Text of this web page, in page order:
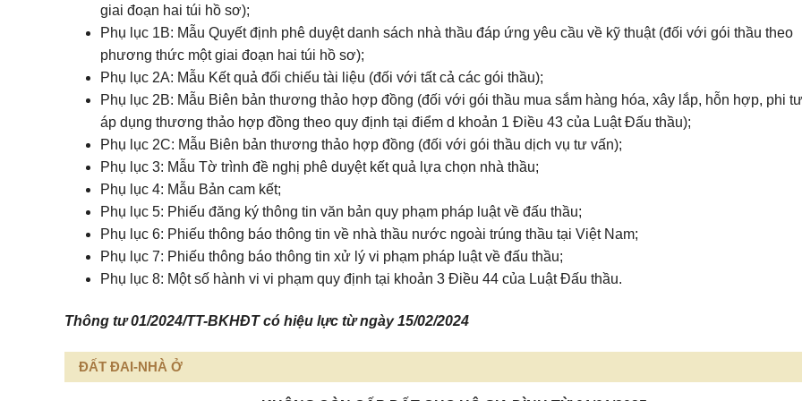
giai đoạn hai túi hồ sơ);
Phụ lục 1B: Mẫu Quyết định phê duyệt danh sách nhà thầu đáp ứng yêu cầu về kỹ thuật (đối với gói thầu theo
phương thức một giai đoạn hai túi hồ sơ);
Phụ lục 2A: Mẫu Kết quả đối chiếu tài liệu (đối với tất cả các gói thầu);
Phụ lục 2B: Mẫu Biên bản thương thảo hợp đồng (đối với gói thầu mua sắm hàng hóa, xây lắp, hỗn hợp, phi
áp dụng thương thảo hợp đồng theo quy định tại điểm d khoản 1 Điều 43 của Luật Đấu thầu);
Phụ lục 2C: Mẫu Biên bản thương thảo hợp đồng (đối với gói thầu dịch vụ tư vấn);
Phụ lục 3: Mẫu Tờ trình đề nghị phê duyệt kết quả lựa chọn nhà thầu;
Phụ lục 4: Mẫu Bản cam kết;
Phụ lục 5: Phiếu đăng ký thông tin văn bản quy phạm pháp luật về đấu thầu;
Phụ lục 6: Phiếu thông báo thông tin về nhà thầu nước ngoài trúng thầu tại Việt Nam;
Phụ lục 7: Phiếu thông báo thông tin xử lý vi phạm pháp luật về đấu thầu;
Phụ lục 8: Một số hành vi vi phạm quy định tại khoản 3 Điều 44 của Luật Đấu thầu.
Thông tư 01/2024/TT-BKHĐTcó hiệu lực từ ngày 15/02/2024
ĐẤT ĐAI-NHÀ Ở